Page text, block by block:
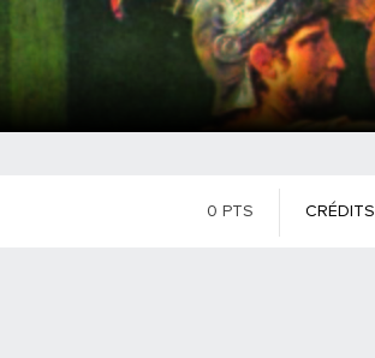
0 PTS CRÉDITS